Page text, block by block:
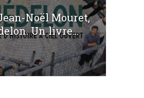
Noël Mouret,
Un livre...